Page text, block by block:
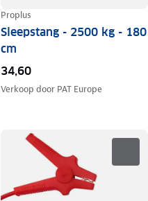
Proplus
Sleepstang - 2500 kg - 180
cm
34,60
Verkoop door PAT Europe